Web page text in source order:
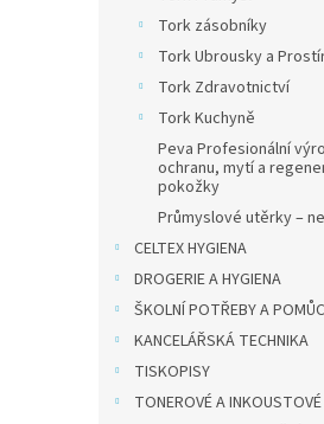
Tork zásobníky
Tork Ubrousky a
Tork Zdravotnictví
Tork Kuchyně
Peva Profesionální
ochranu, mytí a
pokožky
Průmyslové utěrky –
CELTEX HYGIENA
DROGERIE A HYGIENA
ŠKOLNÍ POTŘEBY A
KANCELÁŘSKÁ TECHNIKA
TISKOPISY
TONEROVÉ A